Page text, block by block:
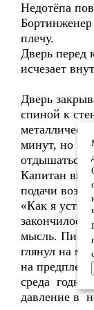
Недотёпа
плечу.
Дверь перед
исчезает
Дверь
спиной к
минут, но
отдышаться,
Капитан
подачи
«Как я
мысль.
глянул на
на
среда
давление в